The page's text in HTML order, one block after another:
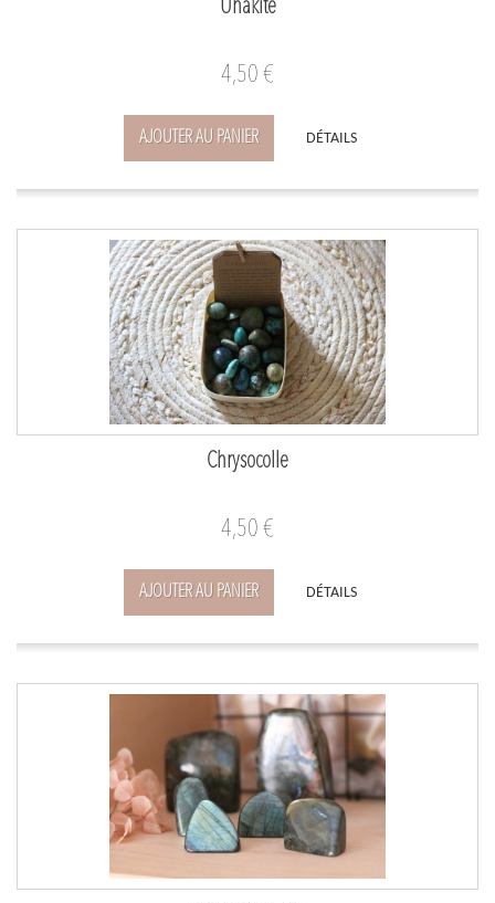
Unakite
4,50 €
AJOUTER AU PANIER DÉTAILS
Chrysocolle
4,50 €
AJOUTER AU PANIER DÉTAILS